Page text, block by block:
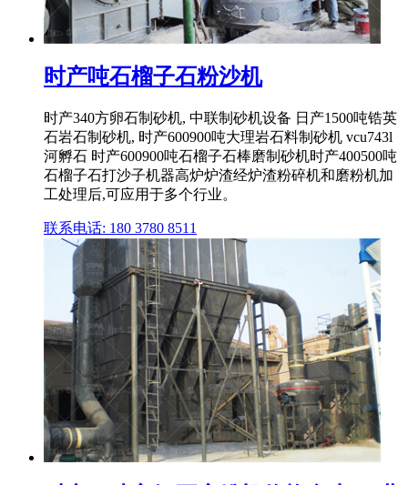
时产吨石榴子石粉沙机
时产340方卵石制砂机, 中联制砂机设备 日产1500吨锆英
石岩石制砂机, 时产600900吨大理岩石料制砂机 vcu743l
河孵石 时产600900吨石榴子石棒磨制砂机时产400500吨
石榴子石打沙子机器高炉炉渣经炉渣粉碎机和磨粉机加
工处理后,可应用于多个行业。
联系电话: 180 3780 8511